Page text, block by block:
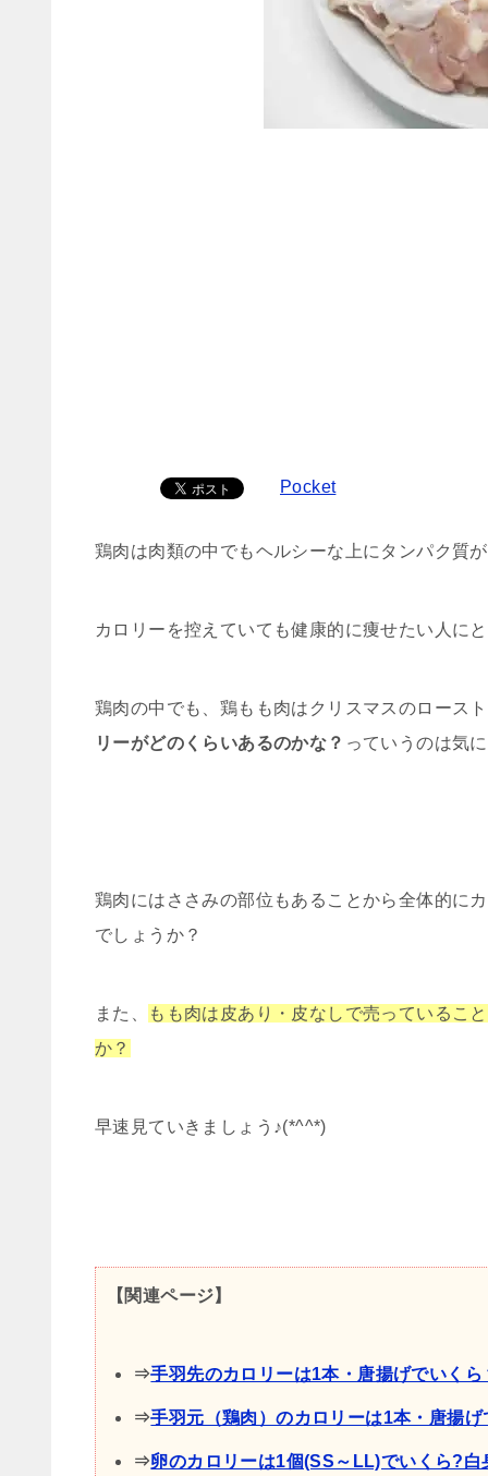
Pocket
鶏肉は肉類の中でもヘルシーな上にタンパク質
カロリーを控えていても健康的に痩せたい人に
鶏肉の中でも、鶏もも肉はクリスマスのロース
リーがどのくらいあるのかな？ っていうのは気
鶏肉にはささみの部位もあることから全体的に
でしょうか？
また、
もも肉は皮あり・皮なしで売っているこ
か？
早速見ていきましょう♪(*^^*)
【関連ページ】
⇒手羽先のカロリーは1本・唐揚げでいく
⇒手羽元（鶏肉）のカロリーは1本・唐揚
⇒卵のカロリーは1個(SS～LL)でいくら?